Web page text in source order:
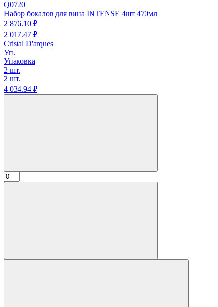
Q0720
Набор бокалов для вина INTENSE 4шт 470мл
2 876.10 ₽
2 017.47 ₽
Cristal D'arques
Уп.
Упаковка
2 шт.
2 шт.
4 034.94 ₽